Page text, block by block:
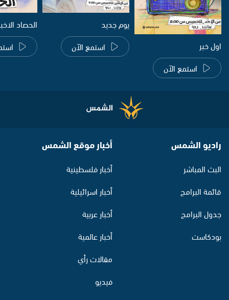
اول خبر
استمع الآن
يوم جديد
استمع الآن
الحصاد
راديو الشمس
البث المباشر
قائمة البرامج
جدول البرامج
بودكاست
أخبار موقع الشمس
أخبار فلسطينية
أخبار اسرائيلية
أخبار عربية
أخبار عالمية
مقالات رأي
فيديو